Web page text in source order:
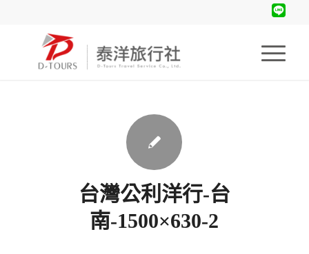
台灣公利洋行-台
南-1500×630-2